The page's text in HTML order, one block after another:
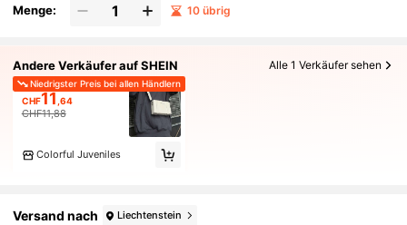
Menge: 10 übrig
Andere Verkäufer auf SHEIN Alle 1 Verkäufer sehen
Niedrigster Preis bei allen Händlern
CHF11 ,64
CHF11,88
Colorful Juveniles
Versand nach Liechtenstein